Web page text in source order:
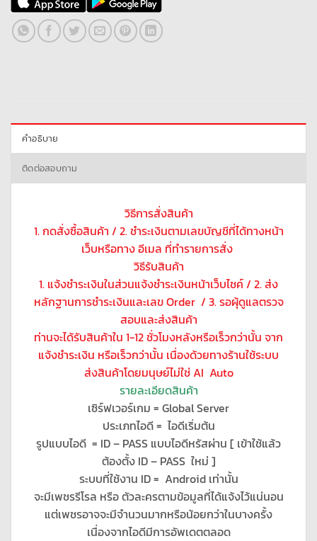
คำอธิบาย
ติดต่อสอบถาม
วิธีการสั่งสินค้า
1. กดสั่งซื้อสินค้า / 2. ชำระเงินตามเลขบัญชีที่ได้ทางหน้า
เว็บหรือทาง อีเมล ที่ทำรายการสั่ง
วิธีรับสินค้า
1. แจ้งชำระเงินในส่วนแจ้งชำระเงินหน้าเว็บไชค์ / 2. ส่ง
หลักฐานการชำระเงินและเลข Order / 3. รอผุ้ดูแลตรวจ
สอบและส่งสินค้า
ท่านจะได้รับสินค้าใน 1-12 ชั่วโมงหลังหรือเร็วกว่านั้น จาก
แจ้งชำระเงิน หรือเร็วกว่านั้น เนื่องด้วยทางร้านใช้ระบบ
ส่งสินค้าโดยมนุษย์ไม่ใช่ AI Auto
รายละเอียดสินค้า
เซิร์ฟเวอร์เกม = Global Server
ประเภทไอดี = ไอดีเริ่มต้น
รูปแบบไอดี = ID – PASS แบบไอดีหรัสผ่าน [ เข้าใช้แล้ว
ต้องตั้ง ID – PASS ใหม่ ]
ระบบที่ใช้งาน ID = Android เท่านั้น
จะมีเพชรรีโรล หรือ ตัวละครตามข้อมูลที่ได้แจ้งไว้แน่นอน
แต่เพชรอาจจะมีจำนวนมากหรือน้อยกว่าในบางครั้ง
เนื่องจากไอดีมีการอัพเดตตลอด